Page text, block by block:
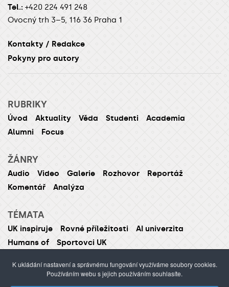
Tel.: +420 224 491 248
Ovocný trh 3–5, 116 36 Praha 1
Kontakty / Redakce
Pokyny pro autory
RUBRIKY
Úvod Aktuality Věda Studenti
Academia
Alumni
Focus
ŽÁNRY
Audio Video Galerie Rozhovor
Reportáž
Komentář
Analýza
TÉMATA
UK inspiruje Rovné příležitosti
AI univerzita
Humans of
Sportovci UK
K ukládání nastavení a správnému fungování využíváme soubory cookies.
Používáním webu s jejich používáním souhlasíte.